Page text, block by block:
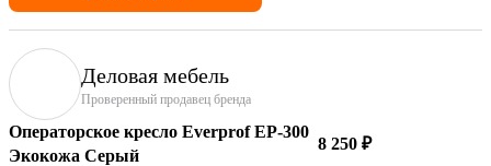
Деловая мебель
Проверенный продавец бренда
Операторское кресло Everprof EP-300
Экокожа Серый
8 250 ₽